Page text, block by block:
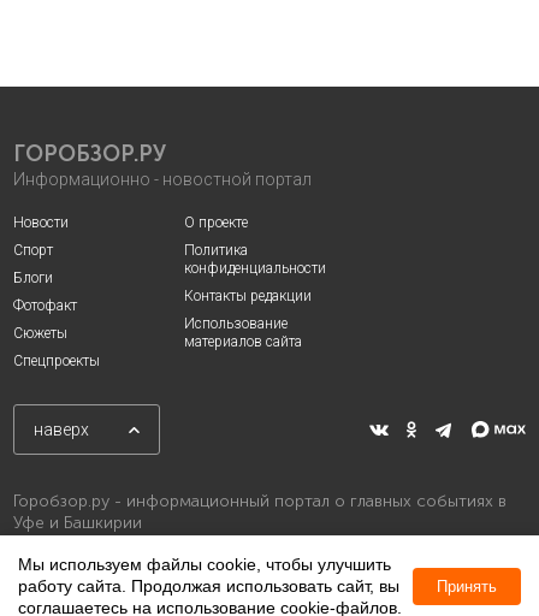
ГОРОБЗОР.РУ
Информационно - новостной портал
Новости
Спорт
Блоги
Фотофакт
Сюжеты
Спецпроекты
О проекте
Политика
конфиденциальности
Контакты редакции
Использование
материалов сайта
наверх
Горобзор.ру - информационный портал о главных событиях в
Уфе и Башкирии
Мы используем файлы cookie, чтобы улучшить
работу сайта. Продолжая использовать сайт, вы
соглашаетесь на использование cookie-файлов.
Принять